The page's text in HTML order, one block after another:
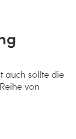
auch sollte die
von